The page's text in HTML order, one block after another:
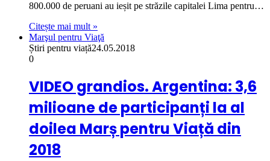
800.000 de peruani au ieșit pe străzile capitalei Lima pentru…
Citește mai mult »
Marşul pentru Viaţă
Știri pentru viață24.05.2018
0
VIDEO grandios. Argentina: 3,6
milioane de participanți la al
doilea Marș pentru Viață din
2018